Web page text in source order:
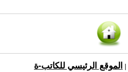
الموقع الرئيسي للكاتب-ة